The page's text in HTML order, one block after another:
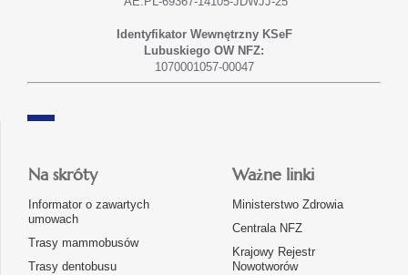
Identyfikator Wewnętrzny KSeF
Lubuskiego OW NFZ:
1070001057-00047
Na skróty
Informator o zawartych
umowach
Trasy mammobusów
Trasy dentobusu
Ważne linki
Ministerstwo Zdrowia
Centrala NFZ
Krajowy Rejestr
Nowotworów